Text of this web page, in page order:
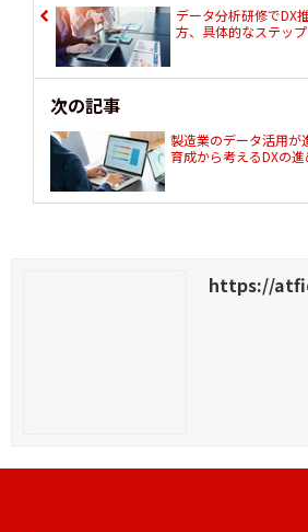
データ分析研修でDX
方、具体的なステップ
次の記事
製造業のデータ活用が
育成から考えるDXの
https://